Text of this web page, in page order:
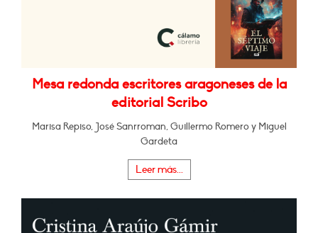
Mesa redonda escritores aragoneses de la
editorial Scribo
Marisa Repiso, José Sanrroman, Guillermo Romero y Miguel
Gardeta
Leer más...